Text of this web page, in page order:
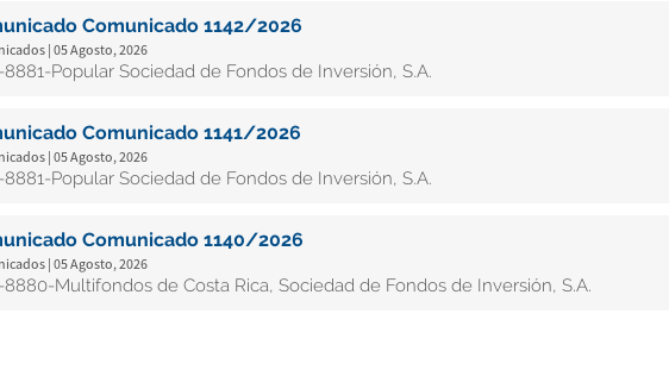
Comunicado 1142/2026
| 05 Agosto, 2026
8881-Popular Sociedad de Fondos de Inversión, S.A.
Comunicado 1141/2026
| 05 Agosto, 2026
8881-Popular Sociedad de Fondos de Inversión, S.A.
Comunicado 1140/2026
| 05 Agosto, 2026
8880-Multifondos de Costa Rica, Sociedad de Fondos de Inversión, S.A.